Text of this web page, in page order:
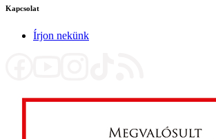
Kapcsolat
Írjon nekünk